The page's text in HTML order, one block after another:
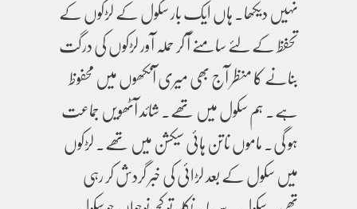
نہیں دیکھا۔ ہاں ایک بار سکول کے لڑکوں کے
تحفظ کے لئے سامنے آ کر حملہ آور لڑکوں کی درگت
بنانے کا منظر آج بھی میری آنکھوں میں محفوظ
ہے۔ ہم سکول میں تھے۔ شائد آٹھویں جماعت
ہو گی۔ ماموں ناتن ہائی سیکشن میں تھے۔ لڑکوں
میں سکول کے بعد لڑائی کی خبر گردش کر رہی